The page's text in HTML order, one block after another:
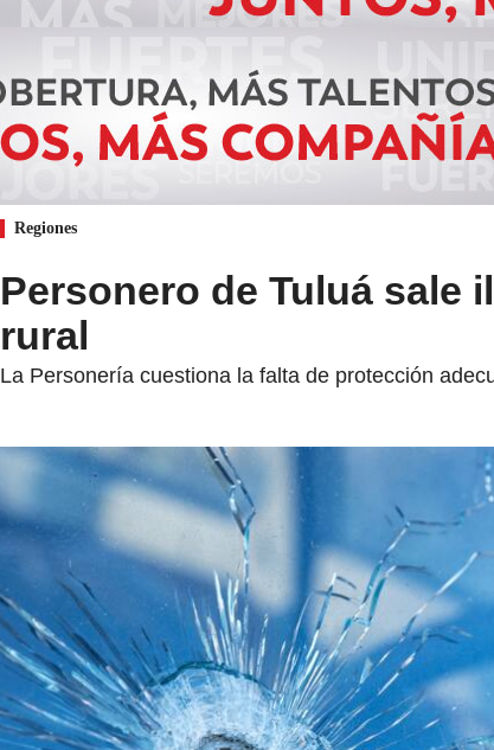
Regiones
Personero de Tuluá sale
rural
La Personería cuestiona la falta de protección